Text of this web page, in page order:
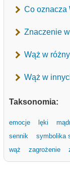
Co oznacza
Znaczenie
Wąż w
Wąż w
Taksonomia:
emocje lęki
sennik
symbolika
wąż
zagrożenie